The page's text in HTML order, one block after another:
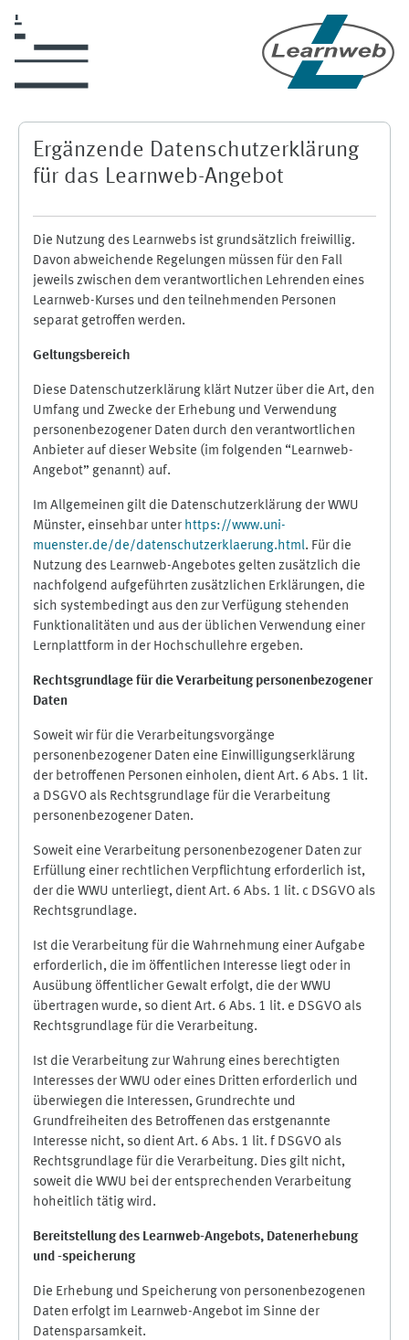
Ergänzende Datenschutzerklärung
für das Learnweb-Angebot
Die Nutzung des Learnwebs ist grundsätzlich freiwillig.
Davon abweichende Regelungen müssen für den Fall
jeweils zwischen dem verantwortlichen Lehrenden eines
Learnweb-Kurses und den teilnehmenden Personen
separat getroffen werden.
Geltungsbereich
Diese Datenschutzerklärung klärt Nutzer über die Art, den
Umfang und Zwecke der Erhebung und Verwendung
personenbezogener Daten durch den verantwortlichen
Anbieter auf dieser Website (im folgenden “Learnweb-
Angebot” genannt) auf.
Im Allgemeinen gilt die Datenschutzerklärung der WWU
Münster, einsehbar unter https://www.uni-
muenster.de/de/datenschutzerklaerung.html. Für die
Nutzung des Learnweb-Angebotes gelten zusätzlich die
nachfolgend aufgeführten zusätzlichen Erklärungen, die
sich systembedingt aus den zur Verfügung stehenden
Funktionalitäten und aus der üblichen Verwendung einer
Lernplattform in der Hochschullehre ergeben.
Rechtsgrundlage für die Verarbeitung personenbezogener
Daten
Soweit wir für die Verarbeitungsvorgänge
personenbezogener Daten eine Einwilligungserklärung
der betroffenen Personen einholen, dient Art. 6 Abs. 1 lit.
a DSGVO als Rechtsgrundlage für die Verarbeitung
personenbezogener Daten.
Soweit eine Verarbeitung personenbezogener Daten zur
Erfüllung einer rechtlichen Verpflichtung erforderlich ist,
der die WWU unterliegt, dient Art. 6 Abs. 1 lit. c DSGVO als
Rechtsgrundlage.
Ist die Verarbeitung für die Wahrnehmung einer Aufgabe
erforderlich, die im öffentlichen Interesse liegt oder in
Ausübung öffentlicher Gewalt erfolgt, die der WWU
übertragen wurde, so dient Art. 6 Abs. 1 lit. e DSGVO als
Rechtsgrundlage für die Verarbeitung.
Ist die Verarbeitung zur Wahrung eines berechtigten
Interesses der WWU oder eines Dritten erforderlich und
überwiegen die Interessen, Grundrechte und
Grundfreiheiten des Betroffenen das erstgenannte
Interesse nicht, so dient Art. 6 Abs. 1 lit. f DSGVO als
Rechtsgrundlage für die Verarbeitung. Dies gilt nicht,
soweit die WWU bei der entsprechenden Verarbeitung
hoheitlich tätig wird.
Bereitstellung des Learnweb-Angebots, Datenerhebung
und -speicherung
Die Erhebung und Speicherung von personenbezogenen
Daten erfolgt im Learnweb-Angebot im Sinne der
Datensparsamkeit.